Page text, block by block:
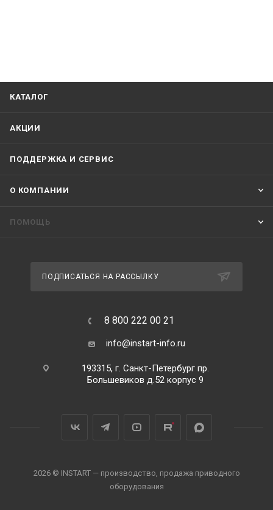
КАТАЛОГ
АКЦИИ
ПОДДЕРЖКА И СЕРВИС
О КОМПАНИИ
ПОМОЩЬ
ПОДПИСАТЬСЯ НА РАССЫЛКУ
8 800 222 00 21
info@instart-info.ru
193315, г. Санкт-Петербург пр.
Большевиков д.52 корпус 9
2026 © INSTART — производство, продажа приводного
оборудования